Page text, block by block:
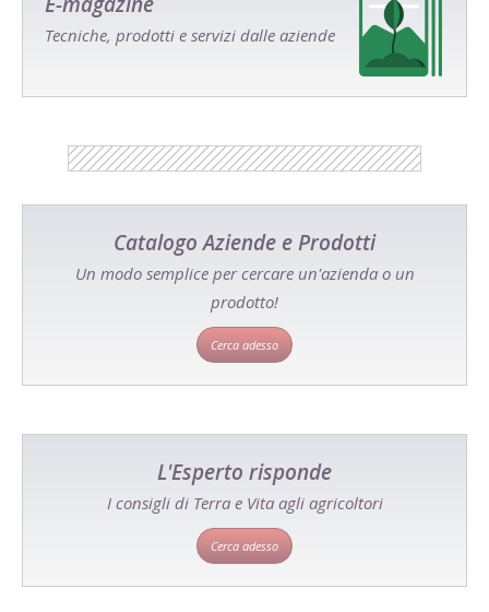
Tecniche, prodotti e servizi dalle aziende
Catalogo Aziende e Prodotti
Un modo semplice per cercare un'azienda o un
prodotto!
Cerca adesso
L'Esperto risponde
I consigli di Terra e Vita agli agricoltori
Cerca adesso